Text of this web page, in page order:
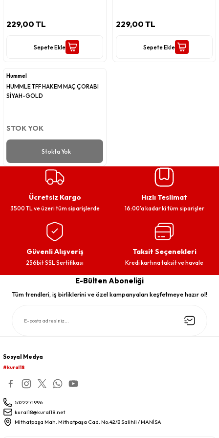
229,00 TL
Sepete Ekle
229,00 TL
Sepete Ekle
Hummel
HUMMLE TFF HAKEM MAÇ ÇORABI
SİYAH-GOLD
STOK YOK
Stokta Yok
Ücretsiz Kargo
3500 TL ve üzeri tüm siparişlerde
Hızlı Teslimat
16:00’a kadar ki tüm siparişler
Güvenli Alışveriş
256bit SSL Sertifikası
Taksit Seçenekleri
Kredi kartına taksit ve havale
E-Bülten Aboneliği
Tüm trendleri, iş birliklerini ve özel kampanyaları keşfetmeye hazır ol!
Sosyal Medya
#kural18
5322271996
kural18@kural18.net
Mithatpaşa Mah. Mithatpaşa Cad. No:42/B Salihli / MANİSA